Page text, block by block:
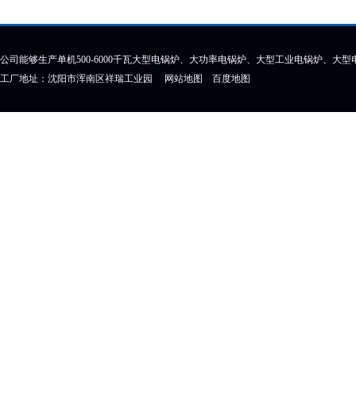
公司能够生产单机500-6000千瓦大型电锅炉、大功率电锅炉、大型工业电锅炉、大
工厂地址：沈阳市浑南区祥瑞工业园 网站地图 百度地图